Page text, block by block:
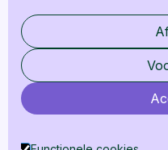
Blog
Algemene
Privacy Policy
Cookie Policy
Stefan Coucheir
+32 495 79 80 91